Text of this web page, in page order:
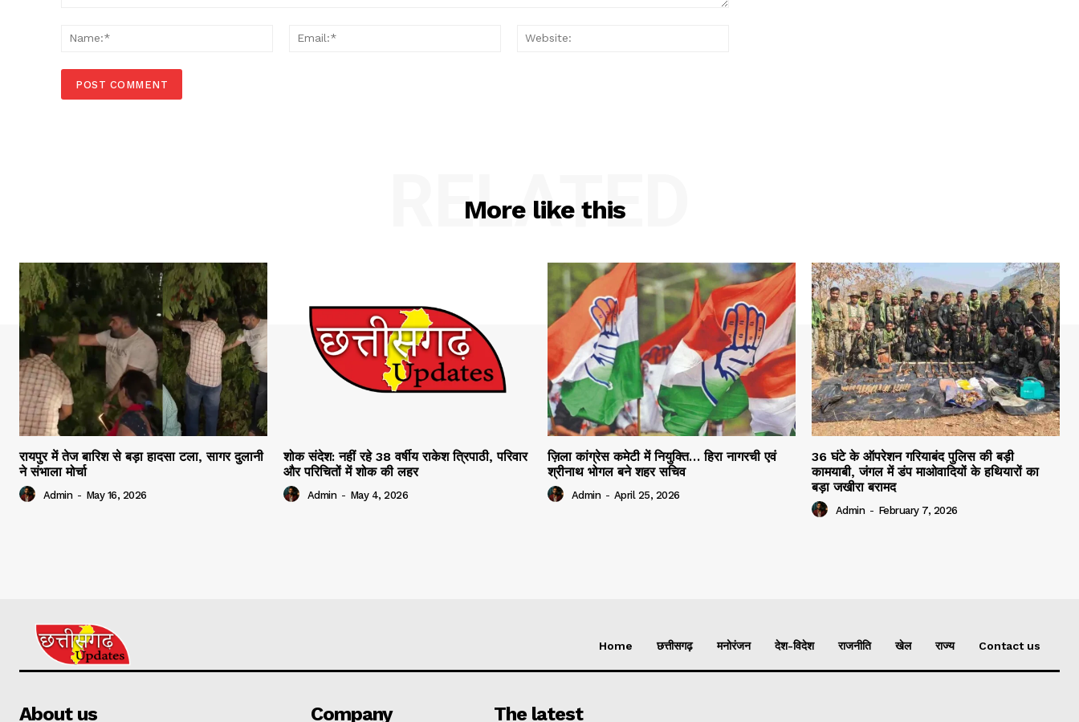
Name:*
Email:*
More like this
RELATED
रायपुर में तेज बारिश से बड़ा हादसा टला, सागर दुलानी
ने संभाला मोर्चा
Admin - May 16, 2026
शोक संदेश: नहीं रहे 38 वर्षीय राकेश त्रिपाठी, परिवार
और परिचितों में शोक की लहर
Admin - May 4, 2026
ज़िला कांग्रेस कमेटी में नियुक्ति… हिरा नागरची एवं
श्रीनाथ भोगल बने शहर सचिव
Admin - April 25, 2026
36 घंटे के ऑपरेशन गरियाबंद पुलिस की बड़ी
कामयाबी, जंगल में डंप माओवादियों के हथियारों का
बड़ा जखीरा बरामद
Admin - February 7, 2026
Home छत्तीसगढ़ मनोरंजन देश-विदेश राजनीति खेल राज्य Contact us
About us Company The latest